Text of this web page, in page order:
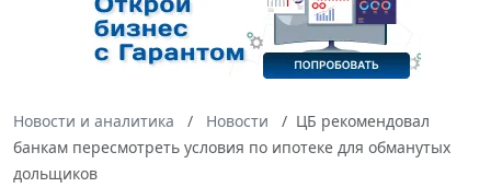
Новости и аналитика Новости
ЦБ рекомендовал
банкам пересмотреть условия по ипотеке для обманутых
дольщиков